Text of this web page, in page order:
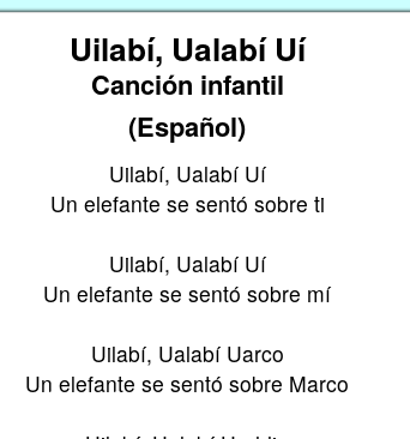
Uilabí, Ualabí Uí
Canción infantil
(Español)
Uilabí, Ualabí Uí
Un elefante se sentó sobre ti
Uilabí, Ualabí Uí
Un elefante se sentó sobre mí
Uilabí, Ualabí Uarco
Un elefante se sentó sobre Marco